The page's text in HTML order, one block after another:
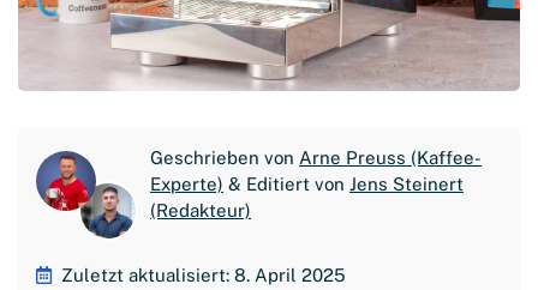
Geschrieben von Arne Preuss (Kaffee-
Experte) & Editiert von Jens Steinert
(Redakteur)
Zuletzt aktualisiert: 8. April 2025